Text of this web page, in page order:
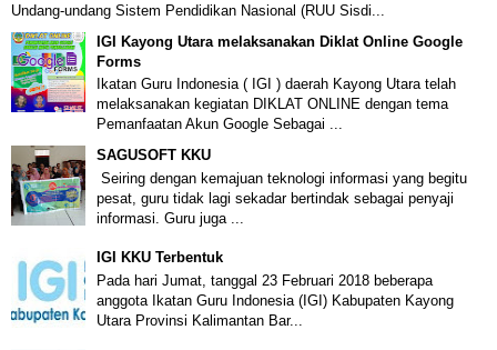
Undang-undang Sistem Pendidikan Nasional (RUU Sisdi...
IGI Kayong Utara melaksanakan Diklat Online Google
Forms
Ikatan Guru Indonesia ( IGI ) daerah Kayong Utara telah
melaksanakan kegiatan DIKLAT ONLINE dengan tema
Pemanfaatan Akun Google Sebagai ...
SAGUSOFT KKU
Seiring dengan kemajuan teknologi informasi yang begitu
pesat, guru tidak lagi sekadar bertindak sebagai penyaji
informasi. Guru juga ...
IGI KKU Terbentuk
Pada hari Jumat, tanggal 23 Februari 2018 beberapa
anggota Ikatan Guru Indonesia (IGI) Kabupaten Kayong
Utara Provinsi Kalimantan Bar...